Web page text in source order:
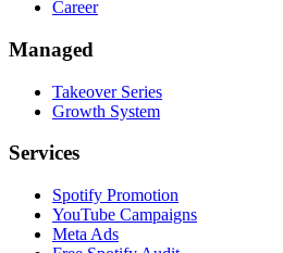
Career
Managed
Takeover Series
Growth System
Services
Spotify Promotion
YouTube Campaigns
Meta Ads